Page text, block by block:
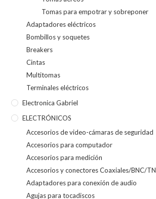
Tomas para empotrar y sobreponer
Adaptadores eléctricos
Bombillos y soquetes
Breakers
Cintas
Multitomas
Terminales eléctricos
Electronica Gabriel
ELECTRÓNICOS
Accesorios de video-cámaras de seguridad
Accesorios para computador
Accesorios para medición
Accesorios y conectores Coaxiales/BNC/
Adaptadores para conexión de audio
Agujas para tocadiscos